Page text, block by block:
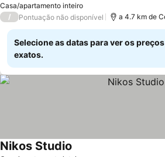
Casa/apartamento inteiro
/ Pontuação não disponível a 4.7 km de
Selecione as datas para ver os preços
exatos.
Nikos Studio